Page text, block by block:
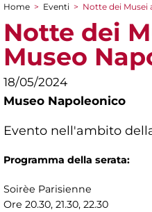
Tu sei qui
Home > Eventi > Notte dei Musei
Notte dei
Museo
18/05/2024
Museo Napoleonico
Evento nell'ambito
Programma della serata:
Soirèe Parisienne
Ore 20.30, 21.30, 22.30